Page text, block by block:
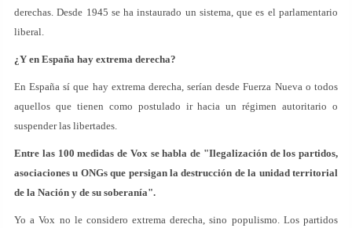
derechas. Desde 1945 se ha instaurado un sistema, que es el parlamentario
liberal.
¿Y en España hay extrema derecha?
En España sí que hay extrema derecha, serían desde Fuerza Nueva o todos
aquellos que tienen como postulado ir hacia un régimen autoritario o
suspender las libertades.
Entre las 100 medidas de Vox se habla de "Ilegalización de los partidos,
asociaciones u ONGs que persigan la destrucción de la unidad territorial
de la Nación y de su soberanía".
Yo a Vox no le considero extrema derecha, sino populismo. Los partidos